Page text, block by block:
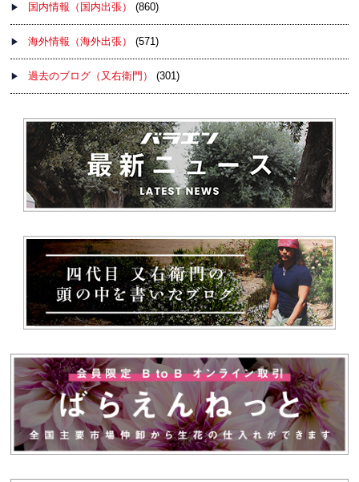
国内情報（国内出張） (860)
海外情報（海外出張） (571)
過去のブログ（又右衛門） (301)